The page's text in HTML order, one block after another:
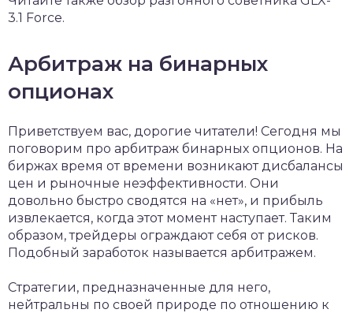
3.1 Force.
Арбитраж на бинарных
опционах
Приветствуем вас, дорогие читатели! Сегодня мы
поговорим про арбитраж бинарных опционов. На
биржах время от времени возникают дисбалансы
цен и рыночные неэффективности. Они
довольно быстро сводятся на «нет», и прибыль
извлекается, когда этот момент наступает. Таким
образом, трейдеры ограждают себя от рисков.
Подобный заработок называется арбитражем.
Стратегии, предназначенные для него,
нейтральны по своей природе по отношению к